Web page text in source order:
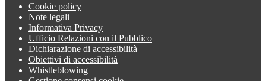
Cookie policy
Note legali
Informativa Privacy
Ufficio Relazioni con il Pubblico
Dichiarazione di accessibilità
Obiettivi di accessibilità
Whistleblowing